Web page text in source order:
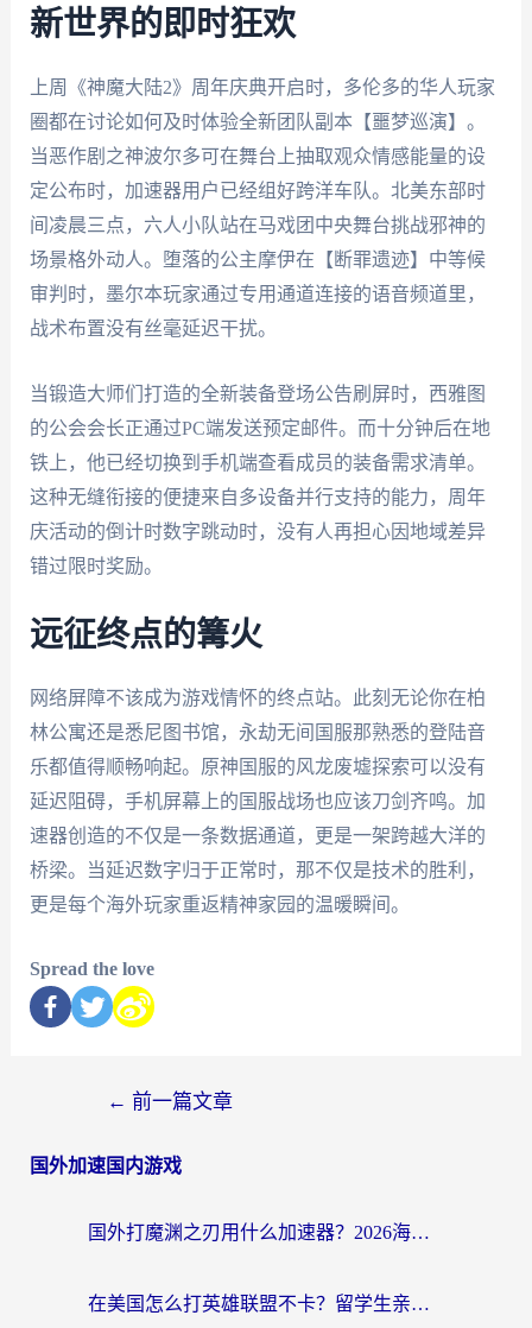
新世界的即时狂欢
上周《神魔大陆2》周年庆典开启时，多伦多的华人玩家
圈都在讨论如何及时体验全新团队副本【噩梦巡演】。
当恶作剧之神波尔多可在舞台上抽取观众情感能量的设
定公布时，加速器用户已经组好跨洋车队。北美东部时
间凌晨三点，六人小队站在马戏团中央舞台挑战邪神的
场景格外动人。堕落的公主摩伊在【断罪遗迹】中等候
审判时，墨尔本玩家通过专用通道连接的语音频道里，
战术布置没有丝毫延迟干扰。
当锻造大师们打造的全新装备登场公告刷屏时，西雅图
的公会会长正通过PC端发送预定邮件。而十分钟后在地
铁上，他已经切换到手机端查看成员的装备需求清单。
这种无缝衔接的便捷来自多设备并行支持的能力，周年
庆活动的倒计时数字跳动时，没有人再担心因地域差异
错过限时奖励。
远征终点的篝火
网络屏障不该成为游戏情怀的终点站。此刻无论你在柏
林公寓还是悉尼图书馆，永劫无间国服那熟悉的登陆音
乐都值得顺畅响起。原神国服的风龙废墟探索可以没有
延迟阻碍，手机屏幕上的国服战场也应该刀剑齐鸣。加
速器创造的不仅是一条数据通道，更是一架跨越大洋的
桥梁。当延迟数字归于正常时，那不仅是技术的胜利，
更是每个海外玩家重返精神家园的温暖瞬间。
Spread the love
← 前一篇文章
国外加速国内游戏
国外打魔渊之刃用什么加速器？2026海外玩家国服游戏加速全攻略（附闪耀暖暖&复苏的魔女避坑指南）
在美国怎么打英雄联盟不卡？留学生亲测的国服游戏加速全攻略